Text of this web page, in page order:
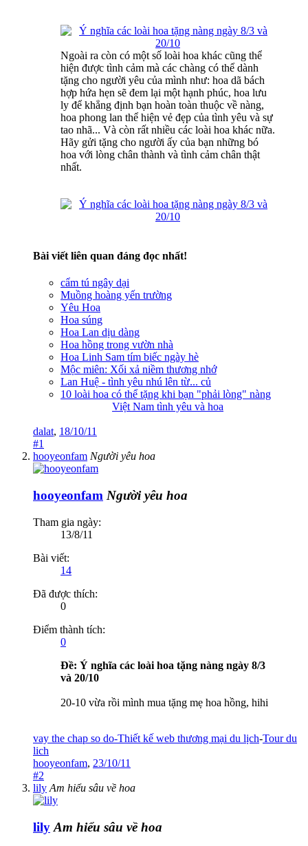
Ngoài ra còn có một số loài hoa khác cũng thể
hiện được tình cảm mà các chàng có thể dành
tặng cho người yêu của mình như: hoa dã bách
hợp hứa hẹn sẽ đem lại một hạnh phúc, hoa lưu
ly để khẳng định bạn hoàn toàn thuộc về nàng,
hoa phong lan thể hiện vẻ đẹp của tình yêu và sự
tao nhã... Và còn rất nhiều các loài hoa khác nữa.
Hãy gửi tặng cho người ấy của bạn những bó
hoa với lòng chân thành và tình cảm chân thật
nhất.
Bài viết liên quan đáng đọc nhất!
cẩm tú ngây dại
Muồng hoàng yến trường
Yêu Hoa
Hoa súng
Hoa Lan dịu dàng
Hoa hồng trong vườn nhà
Hoa Linh Sam tím biếc ngày hè
Mộc miên: Xối xả niềm thương nhớ
Lan Huệ - tình yêu nhú lên từ... củ
10 loài hoa có thể tặng khi bạn "phải lòng" nàng
Việt Nam tình yêu và hoa
dalat, 18/10/11
#1
hooyeonfam Người yêu hoa
hooyeonfam Người yêu hoa
Tham gia ngày:
13/8/11
Bài viết:
14
Đã được thích:
0
Điểm thành tích:
0
Ðề: Ý nghĩa các loài hoa tặng nàng ngày 8/3
và 20/10
20-10 vừa rồi mình mua tặng mẹ hoa hồng, hihi
vay the chap so do-Thiết kế web thương mại du lịch-Tour du
lich
hooyeonfam, 23/10/11
#2
lily Am hiểu sâu về hoa
lily Am hiểu sâu về hoa